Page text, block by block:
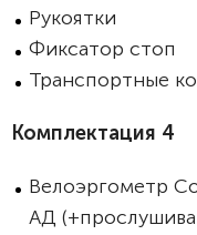
Рукоятки
Фиксатор стоп
Транспортные
Комплектация 4
Велоэргометр
АД